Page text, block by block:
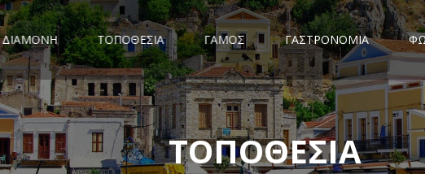
ΔΙΑΜΟΝΗ ΤΟΠΟΘΕΣΙΑ ΓΑΜΟΣ ΓΑΣΤΡΟΝΟΜΙΑ
ΤΟΠΟΘΕΣΙΑ